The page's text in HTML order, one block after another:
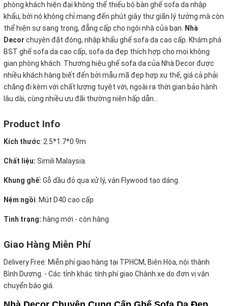
phòng khách hiện đại không thể thiếu bộ bàn ghế sofa da nhập
khẩu, bởi nó không chỉ mang đến phút giây thư giãn lý tưởng mà còn
thể hiện sự sang trọng, đẳng cấp cho ngôi nhà của bạn. Nhà
Decor chuyên đặt đóng, nhập khẩu ghế sofa da cao cấp. Khám phá
BST ghế sofa da cao cấp, sofa da đẹp thích hợp cho mọi không
gian phòng khách. Thương hiệu ghế sofa da của Nhà Decor được
nhiều khách hàng biết đến bởi mẫu mã đẹp hợp xu thế, giá cả phải
chăng đi kèm với chất lượng tuyệt vời, ngoài ra thời gian bảo hành
lâu dài, cùng nhiều ưu đãi thường niên hấp dẫn...
Product Info
Kích thước: 2.5*1.7*0.9m
Chất liệu: Simili Malaysia.
Khung ghế: Gỗ dầu đỏ qua xử lý, ván Flywood tạo dáng.
Nệm ngồi: Mút D40 cao cấp
Tình trạng: hàng mới - còn hàng
Giao Hàng Miễn Phí
Delivery Free: Miễn phí giao hàng tại TPHCM, Biên Hòa, nội thành
Bình Dương. - Các tỉnh khác tính phí giao Chành xe do đơn vị vận
chuyển báo giá.